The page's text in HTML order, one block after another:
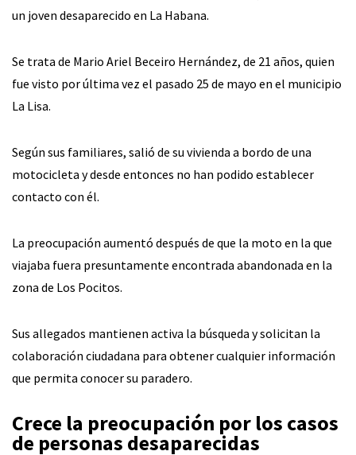
un joven desaparecido en La Habana.
Se trata de Mario Ariel Beceiro Hernández, de 21 años, quien
fue visto por última vez el pasado 25 de mayo en el municipio
La Lisa.
Según sus familiares, salió de su vivienda a bordo de una
motocicleta y desde entonces no han podido establecer
contacto con él.
La preocupación aumentó después de que la moto en la que
viajaba fuera presuntamente encontrada abandonada en la
zona de Los Pocitos.
Sus allegados mantienen activa la búsqueda y solicitan la
colaboración ciudadana para obtener cualquier información
que permita conocer su paradero.
Crece la preocupación por los casos
de personas desaparecidas